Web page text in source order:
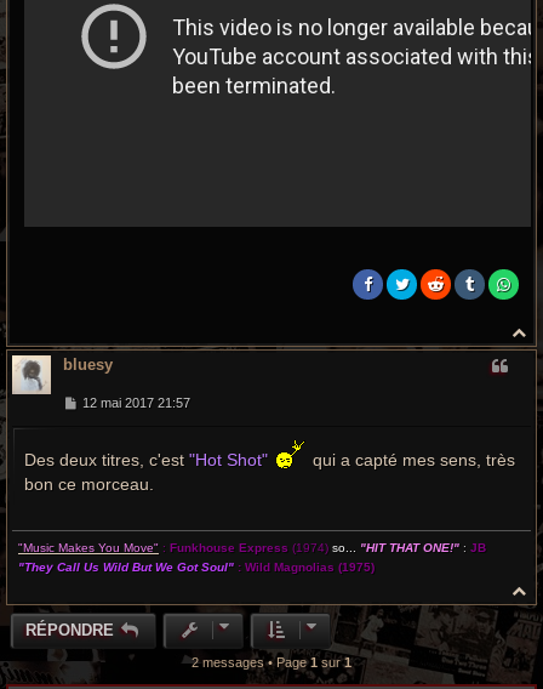
a
bluesy
M
a
g
12 mai 2017 21:57
Des deux titres, c'est "Hot Shot"
qui a capté mes sens, très
bon ce morceau.
"Music Makes You Move" : Funkhouse Express (1974) so... "HIT THAT ONE!" : JB
"They Call Us Wild But We Got Soul" : Wild Magnolias (1975)
H
a
u
t
RÉPONDRE
2 messages • Page1 sur1